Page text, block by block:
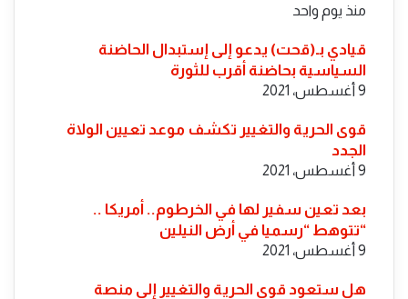
منذ يوم واحد
قيادي بـ(قحت) يدعو إلى إستبدال الحاضنة
السياسية بحاضنة أقرب للثورة
9 أغسطس، 2021
قوى الحرية والتغيير تكشف موعد تعيين الولاة
الجدد
9 أغسطس، 2021
بعد تعين سفير لها في الخرطوم.. أمريكا ..
“تتوهط “رسميا في أرض النيلين
9 أغسطس، 2021
هل ستعود قوى الحرية والتغيير إلى منصة